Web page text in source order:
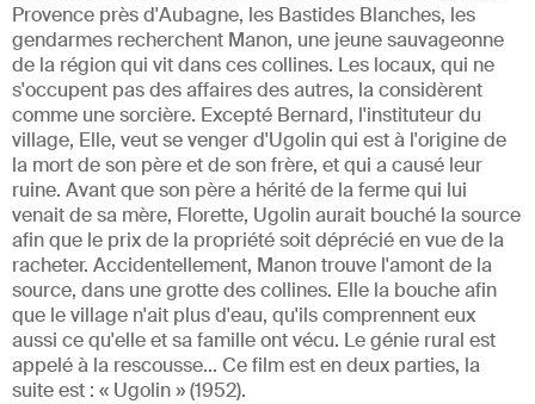
Provence près d'Aubagne, les Bastides Blanches, les
gendarmes recherchent Manon, une jeune sauvageonne
de la région qui vit dans ces collines. Les locaux, qui ne
s'occupent pas des affaires des autres, la considèrent
comme une sorcière. Excepté Bernard, l'instituteur du
village, Elle, veut se venger d'Ugolin qui est à l'origine de
la mort de son père et de son frère, et qui a causé leur
ruine. Avant que son père a hérité de la ferme qui lui
venait de sa mère, Florette, Ugolin aurait bouché la source
afin que le prix de la propriété soit déprécié en vue de la
racheter. Accidentellement, Manon trouve l'amont de la
source, dans une grotte des collines. Elle la bouche afin
que le village n'ait plus d'eau, qu'ils comprennent eux
aussi ce qu'elle et sa famille ont vécu. Le génie rural est
appelé à la rescousse... Ce film est en deux parties, la
suite est : « Ugolin » (1952).